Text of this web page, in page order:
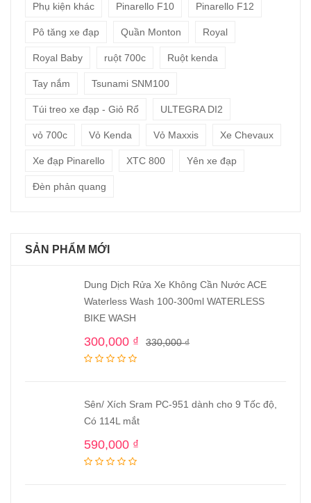
Phụ kiện khác Pinarello F10 Pinarello F12
Pô tăng xe đạp Quần Monton Royal
Royal Baby ruột 700c Ruột kenda
Tay nắm Tsunami SNM100
Túi treo xe đạp - Giỏ Rổ ULTEGRA DI2
vỏ 700c Vỏ Kenda Vỏ Maxxis Xe Chevaux
Xe đạp Pinarello XTC 800 Yên xe đạp
Đèn phản quang
SẢN PHẨM MỚI
Dung Dịch Rửa Xe Không Cần Nước ACE
Waterless Wash 100-300ml WATERLESS
BIKE WASH
330,000₫
300,000 ₫
Sên/ Xích Sram PC-951 dành cho 9 Tốc độ,
Có 114L mắt
590,000 ₫